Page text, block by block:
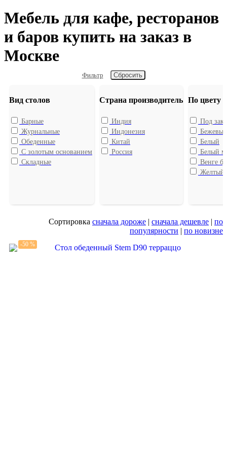
Мебель для кафе, ресторанов
и баров купить на заказ в
Москве
Фильтр
Вид столов
Барные
Журнальные
Обеденные
С золотым основанием
Складные
Страна производитель
Индия
Индонезия
Китай
Россия
По цвету
Под
Бежевый
Белый
Белый
Венге
Желтый
Сортировка сначала дороже | сначала дешевле | по
популярности | по новизне
-50 %